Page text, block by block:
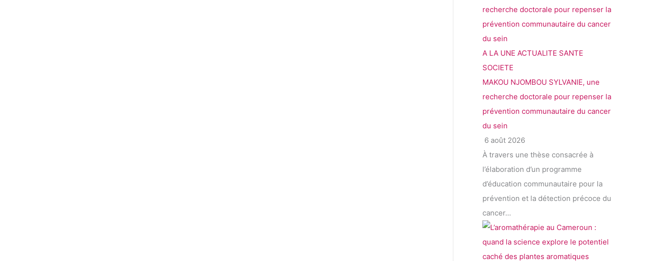
A LA UNE ACTUALITE SANTE
SOCIETE
MAKOU NJOMBOU SYLVANIE, une
recherche doctorale pour repenser la
prévention communautaire du cancer
du sein
6 août 2026
À travers une thèse consacrée à
l’élaboration d’un programme
d’éducation communautaire pour la
prévention et la détection précoce du
cancer...